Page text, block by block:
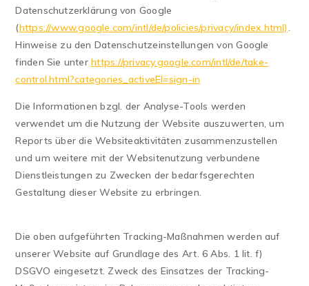
Datenschutzerklärung von Google
(https://www.google.com/intl/de/policies/privacy/index.html).
Hinweise zu den Datenschutzeinstellungen von Google
finden Sie unterhttps://privacy.google.com/intl/de/take-
control.html?categories_activeEl=sign-in
Die Informationen bzgl. der Analyse-Tools werden
verwendet um die Nutzung der Website auszuwerten, um
Reports über die Websiteaktivitäten zusammenzustellen
und um weitere mit der Websitenutzung verbundene
Dienstleistungen zu Zwecken der bedarfsgerechten
Gestaltung dieser Website zu erbringen.
Die oben aufgeführten Tracking-Maßnahmen werden auf
unserer Website auf Grundlage des Art. 6 Abs. 1 lit. f)
DSGVO eingesetzt. Zweck des Einsatzes der Tracking-